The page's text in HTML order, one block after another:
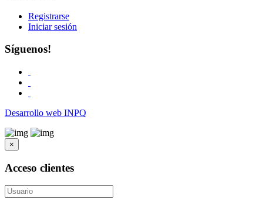
Registrarse
Iniciar sesión
Síguenos!
Desarrollo web INPQ
×
Acceso clientes